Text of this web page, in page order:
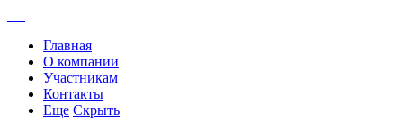
Главная
О компании
Участникам
Контакты
Еще Скрыть